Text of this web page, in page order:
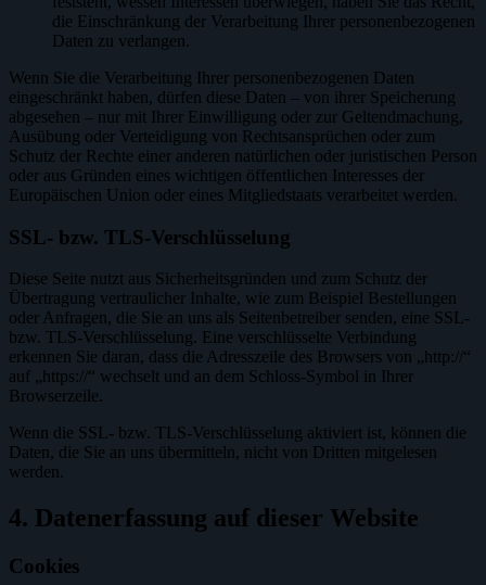
die Einschränkung der Verarbeitung Ihrer personenbezogenen
Daten zu verlangen.
Wenn Sie die Verarbeitung Ihrer personenbezogenen Daten
eingeschränkt haben, dürfen diese Daten – von ihrer Speicherung
abgesehen – nur mit Ihrer Einwilligung oder zur Geltendmachung,
Ausübung oder Verteidigung von Rechtsansprüchen oder zum
Schutz der Rechte einer anderen natürlichen oder juristischen Person
oder aus Gründen eines wichtigen öffentlichen Interesses der
Europäischen Union oder eines Mitgliedstaats verarbeitet werden.
SSL- bzw. TLS-Verschlüsselung
Diese Seite nutzt aus Sicherheitsgründen und zum Schutz der
Übertragung vertraulicher Inhalte, wie zum Beispiel Bestellungen
oder Anfragen, die Sie an uns als Seitenbetreiber senden, eine SSL-
bzw. TLS-Verschlüsselung. Eine verschlüsselte Verbindung
erkennen Sie daran, dass die Adresszeile des Browsers von „http://“
auf „https://“ wechselt und an dem Schloss-Symbol in Ihrer
Browserzeile.
Wenn die SSL- bzw. TLS-Verschlüsselung aktiviert ist, können die
Daten, die Sie an uns übermitteln, nicht von Dritten mitgelesen
werden.
4. Datenerfassung auf dieser Website
Cookies